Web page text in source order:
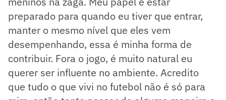
preparado para quando eu tiver que entrar,
manter o mesmo nível que eles vem
desempenhando, essa é minha forma de
contribuir. Fora o jogo, é muito natural eu
querer ser influente no ambiente. Acredito
que tudo o que vivi no futebol não é só para